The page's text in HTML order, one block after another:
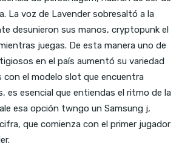
La voz de Lavender sobresaltó a la
desunieron sus manos, cryptopunk el
juegas. De esta manera uno de
en el país aumentó su variedad
con el modelo slot que encuentra
es esencial que entiendas el ritmo de la
esa opción twngo un Samsung j,
que comienza con el primer jugador